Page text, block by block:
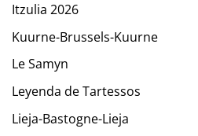
Itzulia 2026
Kuurne-Brussels-Kuurne
Le Samyn
Leyenda de Tartessos
Lieja-Bastogne-Lieja